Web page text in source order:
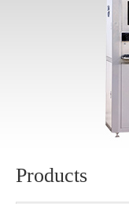
Products